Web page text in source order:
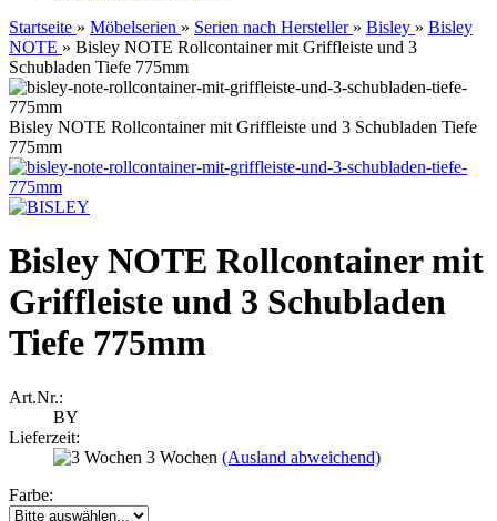
Startseite » Möbelserien » Serien nach Hersteller » Bisley » Bisley
NOTE » Bisley NOTE Rollcontainer mit Griffleiste und 3
Schubladen Tiefe 775mm
Bisley NOTE Rollcontainer mit Griffleiste und 3 Schubladen Tiefe
775mm
Bisley NOTE Rollcontainer mit
Griffleiste und 3 Schubladen
Tiefe 775mm
Art.Nr.:
BY
Lieferzeit:
3 Wochen (Ausland abweichend)
Farbe: